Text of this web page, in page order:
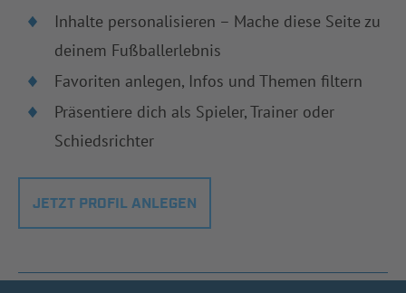
Inhalte personalisieren – Mache diese Seite zu
deinem Fußballerlebnis
Favoriten anlegen, Infos und Themen filtern
Präsentiere dich als Spieler, Trainer oder
Schiedsrichter
JETZT PROFIL ANLEGEN